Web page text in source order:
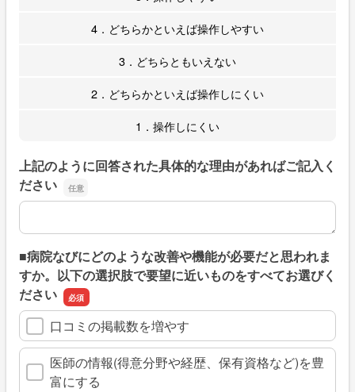
4．どちらかといえば操作しやすい
3．どちらともいえない
2．どちらかといえば操作しにくい
1．操作しにくい
上記のように回答された具体的な理由があればご記入く
ださい
上記のように回答された具体的な理由があればご記入くだ
■病院なびにどのような改善や機能が必要だと思われま
すか。以下の選択肢で要望に近いものをすべてお選びく
ださい
口コミの掲載数を増やす
医師の情報(得意分野や経歴、保有資格など)を豊
富にする